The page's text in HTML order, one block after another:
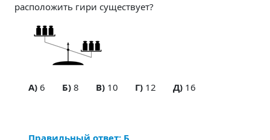
расположить гири существует?
A)6 Б)8 В)10 Г)12 Д)16
Правильный ответ: Б